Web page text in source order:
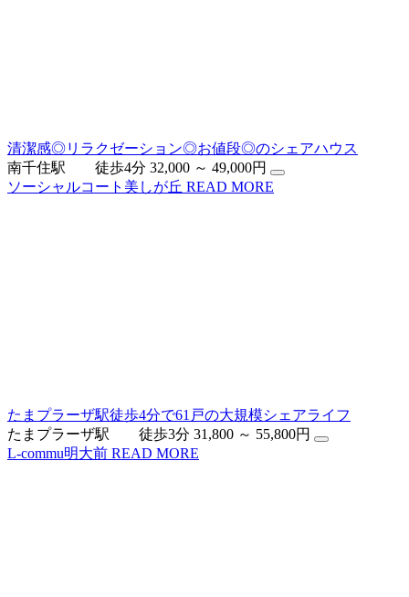
清潔感◎リラクゼーション◎お値段◎のシェアハウス
南千住駅 徒歩4分 32,000 ～ 49,000円
ソーシャルコート美しが丘 READ MORE
たまプラーザ駅徒歩4分で61戸の大規模シェアライフ
たまプラーザ駅 徒歩3分 31,800 ～ 55,800円
L-commu明大前 READ MORE